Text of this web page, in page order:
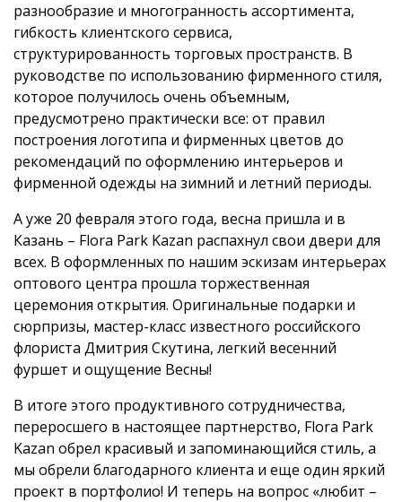
разнообразие и многогранность ассортимента,
гибкость клиентского сервиса,
структурированность торговых пространств. В
руководстве по использованию фирменного стиля,
которое получилось очень объемным,
предусмотрено практически все: от правил
построения логотипа и фирменных цветов до
рекомендаций по оформлению интерьеров и
фирменной одежды на зимний и летний периоды.
А уже 20 февраля этого года, весна пришла и в
Казань – Flora Park Kazan распахнул свои двери для
всех. В оформленных по нашим эскизам интерьерах
оптового центра прошла торжественная
церемония открытия. Оригинальные подарки и
сюрпризы, мастер-класс известного российского
флориста Дмитрия Скутина, легкий весенний
фуршет и ощущение Весны!
В итоге этого продуктивного сотрудничества,
переросшего в настоящее партнерство, Flora Park
Kazan обрел красивый и запоминающийся стиль, а
мы обрели благодарного клиента и еще один яркий
проект в портфолио! И теперь на вопрос «любит –